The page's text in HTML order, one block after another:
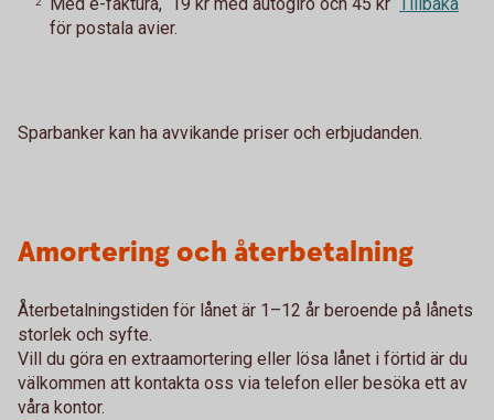
för postala avier.
Sparbanker kan ha avvikande priser och erbjudanden.
Amortering och återbetalning
Återbetalningstiden för lånet är 1–12 år beroende på lånets
storlek och syfte.
Vill du göra en extraamortering eller lösa lånet i förtid är du
välkommen att kontakta oss via telefon eller besöka ett av
våra kontor.